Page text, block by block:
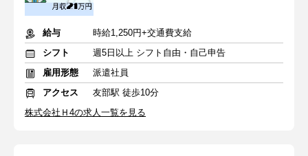
給与
時給1,250円+交通費支給
シフト
週5日以上 シフト自由・自己申告
雇用形態
派遣社員
アクセス
友部駅 徒歩10分
株式会社Ｈ4の求人一覧を見る